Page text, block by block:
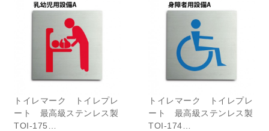
トイレマーク トイレプレ
ート 最高級ステンレス製
TOI-175…
トイレマーク トイレプレ
ート 最高級ステンレス製
TOI-174…